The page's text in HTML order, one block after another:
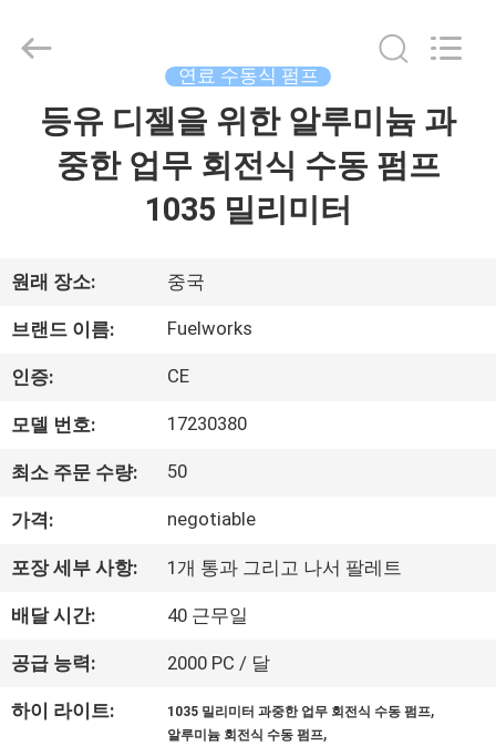
비
디
오
회
사
소
개
공
2015
Machinery
연료 수동식 펌프
등유 디젤을 위한 알루미늄 과
중한 업무 회전식 수동 펌프
1035 밀리미터
원래 장소: 중국
브랜드 이름: Fuelworks
인증: CE
모델 번호: 17230380
최소 주문 수량: 50
가격: negotiable
포장 세부 사항: 1개 통과 그리고 나서 팔레트
배달 시간: 40 근무일
공급 능력: 2000 PC / 달
하이 라이트: 1035 밀리미터 과중한 업무 회전식 수동 펌프,
알루미늄 회전식 수동 펌프,